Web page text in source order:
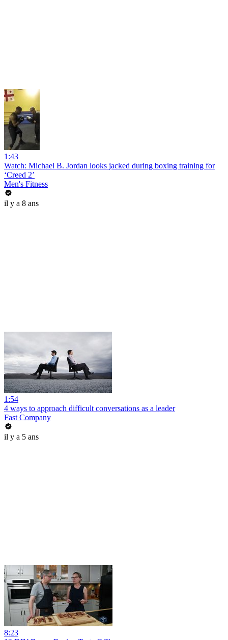
1:43
Watch: Michael B. Jordan looks jacked during boxing training for
‘Creed 2’
Men's Fitness
il y a 8 ans
1:54
4 ways to approach difficult conversations as a leader
Fast Company
il y a 5 ans
8:23